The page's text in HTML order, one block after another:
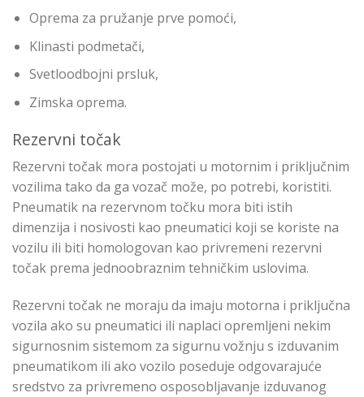
Oprema za pružanje prve pomoći,
Klinasti podmetači,
Svetloodbojni prsluk,
Zimska oprema.
Rezervni točak
Rezervni točak mora postojati u motornim i priključnim
vozilima tako da ga vozač može, po potrebi, koristiti.
Pneumatik na rezervnom točku mora biti istih
dimenzija i nosivosti kao pneumatici koji se koriste na
vozilu ili biti homologovan kao privremeni rezervni
točak prema jednoobraznim tehničkim uslovima.
Rezervni točak ne moraju da imaju motorna i priključna
vozila ako su pneumatici ili naplaci opremljeni nekim
sigurnosnim sistemom za sigurnu vožnju s izduvanim
pneumatikom ili ako vozilo poseduje odgovarajuće
sredstvo za privremeno osposobljavanje izduvanog